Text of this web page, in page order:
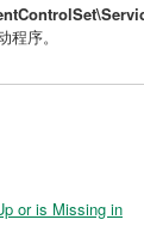
序。
or is Missing in